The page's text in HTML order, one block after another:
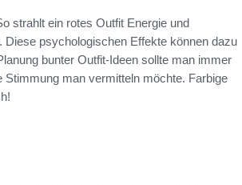
strahlt ein rotes Outfit Energie und
psychologischen Effekte können dazu
bunter Outfit-Ideen sollte man immer
man vermitteln möchte. Farbige